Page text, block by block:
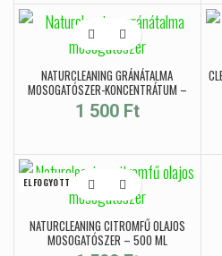
NATURCLEANING GRÁNÁTALMA
MOSOGATÓSZER-KONCENTRÁTUM –
500 ML
1 500 Ft
ELFOGYOTT
NATURCLEANING CITROMFŰ OLAJOS
MOSOGATÓSZER – 500 ML